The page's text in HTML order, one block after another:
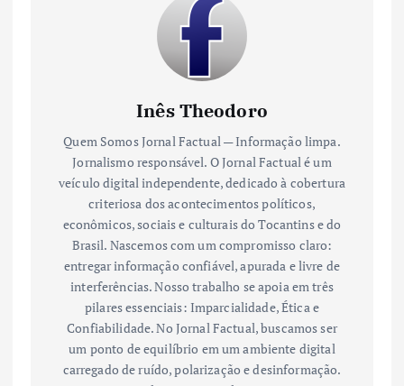
Inês Theodoro
Quem Somos Jornal Factual — Informação limpa.
Jornalismo responsável. O Jornal Factual é um
veículo digital independente, dedicado à cobertura
criteriosa dos acontecimentos políticos,
econômicos, sociais e culturais do Tocantins e do
Brasil. Nascemos com um compromisso claro:
entregar informação confiável, apurada e livre de
interferências. Nosso trabalho se apoia em três
pilares essenciais: Imparcialidade, Ética e
Confiabilidade. No Jornal Factual, buscamos ser
um ponto de equilíbrio em um ambiente digital
carregado de ruído, polarização e desinformação.